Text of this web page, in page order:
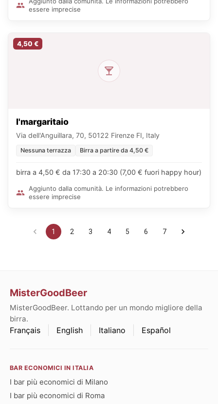
essere imprecise
4,50 €
I'margaritaio
Via dell'Anguillara, 70, 50122 Firenze FI, Italy
Nessuna terrazza Birra a partire da 4,50 €
birra a 4,50 € da 17:30 a 20:30 (7,00 € fuori happy hour)
Aggiunto dalla comunità. Le informazioni potrebbero
essere imprecise
1 2 3 4 5 6 7
MisterGoodBeer
MisterGoodBeer. Lottando per un mondo migliore della
birra.
Français English Italiano Español
BAR ECONOMICI IN ITALIA
I bar più economici di Milano
I bar più economici di Roma